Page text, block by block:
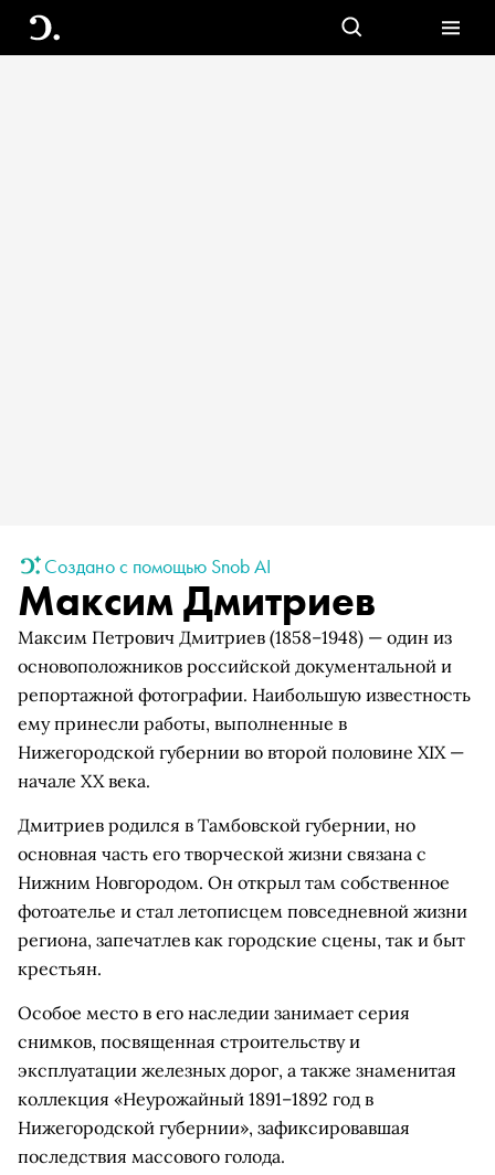
Создано с помощью Snob AI
Максим Дмитриев
Максим Петрович Дмитриев (1858–1948) — один из
основоположников российской документальной и
репортажной фотографии. Наибольшую известность
ему принесли работы, выполненные в
Нижегородской губернии во второй половине XIX —
начале XX века.
Дмитриев родился в Тамбовской губернии, но
основная часть его творческой жизни связана с
Нижним Новгородом. Он открыл там собственное
фотоателье и стал летописцем повседневной жизни
региона, запечатлев как городские сцены, так и быт
крестьян.
Особое место в его наследии занимает серия
снимков, посвященная строительству и
эксплуатации железных дорог, а также знаменитая
коллекция «Неурожайный 1891–1892 год в
Нижегородской губернии», зафиксировавшая
последствия массового голода.